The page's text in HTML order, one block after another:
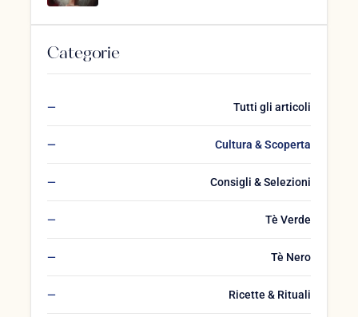
Categorie
Tutti gli articoli
Cultura & Scoperta
Consigli & Selezioni
Tè Verde
Tè Nero
Ricette & Rituali